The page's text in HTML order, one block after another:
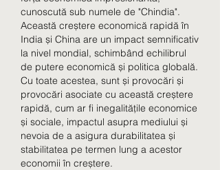
cunoscută sub numele de "Chindia".
Această creștere economică rapidă în
India și China are un impact semnificativ
la nivel mondial, schimbând echilibrul
de putere economică și politica globală.
Cu toate acestea, sunt și provocări și
provocări asociate cu această creștere
rapidă, cum ar fi inegalitățile economice
și sociale, impactul asupra mediului și
nevoia de a asigura durabilitatea și
stabilitatea pe termen lung a acestor
economii în creștere.